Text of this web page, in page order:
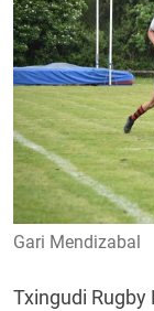
Gari Mendizabal
Txingudi